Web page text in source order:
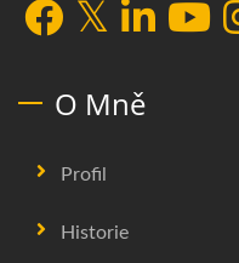
O Mně
Profil
Historie